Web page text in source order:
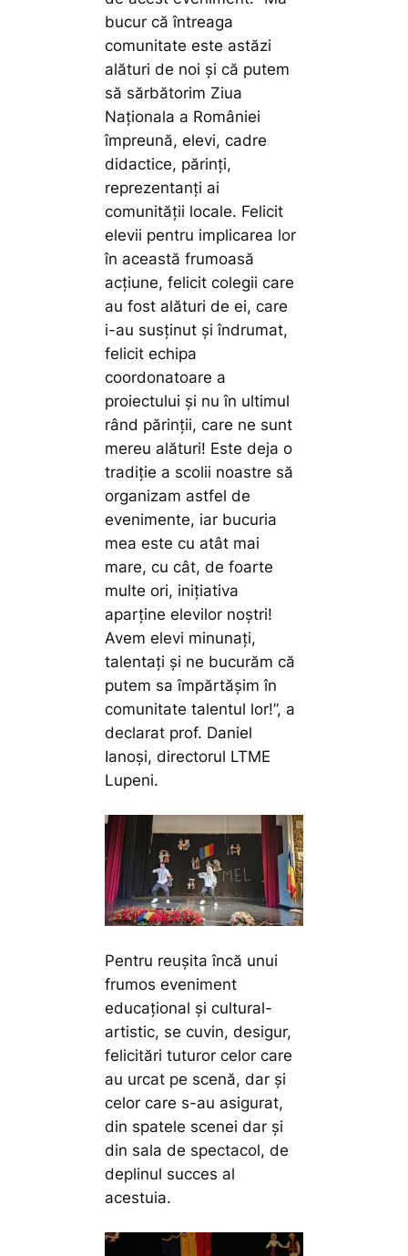
bucur că întreaga
comunitate este astăzi
alături de noi și că putem
să sărbătorim Ziua
Naționala a României
împreună, elevi, cadre
didactice, părinți,
reprezentanți ai
comunității locale. Felicit
elevii pentru implicarea lor
în această frumoasă
acțiune, felicit colegii care
au fost alături de ei, care
i-au susținut și îndrumat,
felicit echipa
coordonatoare a
proiectului și nu în ultimul
rând părinții, care ne sunt
mereu alături! Este deja o
tradiție a scolii noastre să
organizam astfel de
evenimente, iar bucuria
mea este cu atât mai
mare, cu cât, de foarte
multe ori, inițiativa
aparține elevilor noștri!
Avem elevi minunați,
talentați și ne bucurăm că
putem sa împărtășim în
comunitate talentul lor!”, a
declarat prof. Daniel
Ianoși, directorul LTME
Lupeni.
Pentru reușita încă unui
frumos eveniment
educațional și cultural-
artistic, se cuvin, desigur,
felicitări tuturor celor care
au urcat pe scenă, dar și
celor care s-au asigurat,
din spatele scenei dar și
din sala de spectacol, de
deplinul succes al
acestuia.